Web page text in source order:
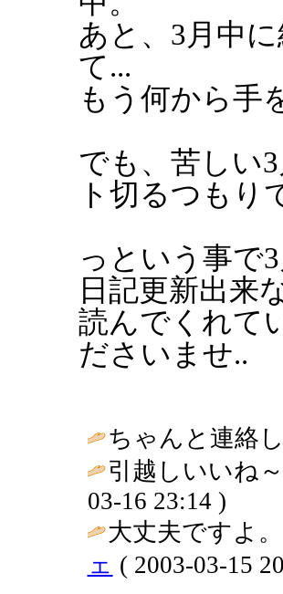
あと、3月中
て...
もう何から手
でも、苦しい
ト切るつもり
っという事で
日記更新出来
読んでくれて
ださいませ..
ちゃんと連絡
引越しいいね
03-16 23:14 )
大丈夫ですよ
ェ ( 2003-03-15